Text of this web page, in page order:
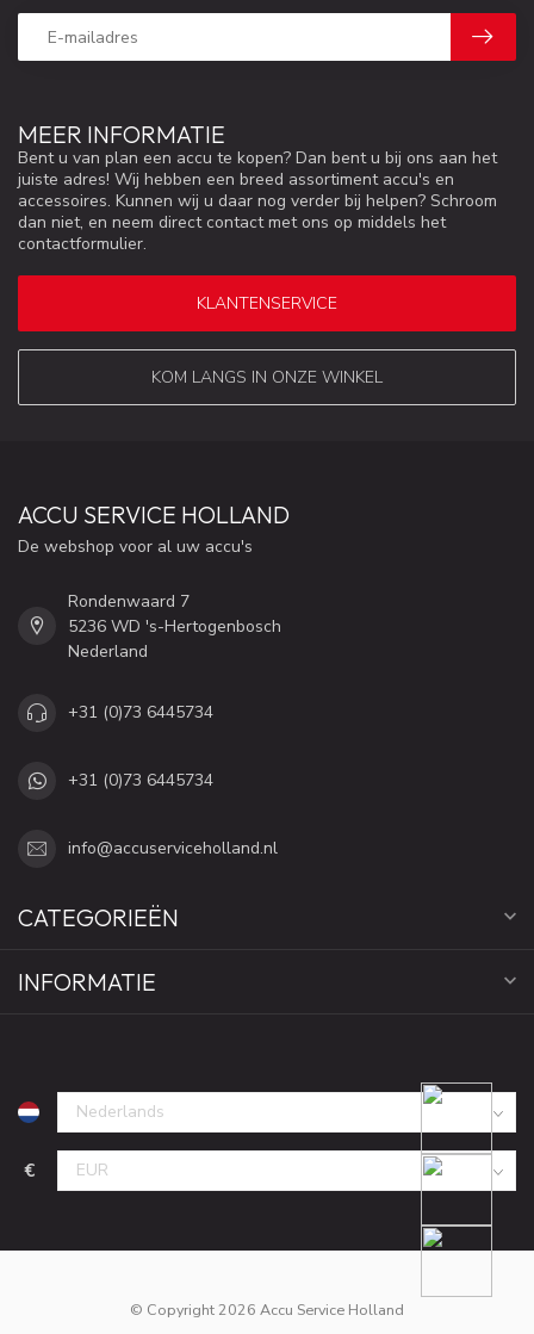
MEER INFORMATIE
Bent u van plan een accu te kopen? Dan bent u bij ons aan het
juiste adres! Wij hebben een breed assortiment accu's en
accessoires. Kunnen wij u daar nog verder bij helpen? Schroom
dan niet, en neem direct contact met ons op middels het
contactformulier.
KLANTENSERVICE
KOM LANGS IN ONZE WINKEL
ACCU SERVICE HOLLAND
De webshop voor al uw accu's
Rondenwaard 7
5236 WD 's-Hertogenbosch
Nederland
+31 (0)73 6445734
+31 (0)73 6445734
info@accuserviceholland.nl
CATEGORIEËN
INFORMATIE
€
© Copyright 2026 Accu Service Holland